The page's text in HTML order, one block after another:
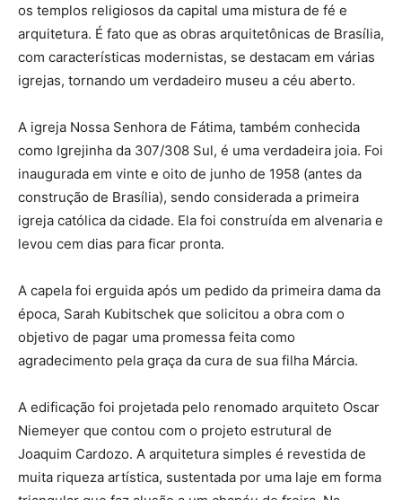
os templos religiosos da capital uma mistura de fé e
arquitetura. É fato que as obras arquitetônicas de Brasília,
com características modernistas, se destacam em várias
igrejas, tornando um verdadeiro museu a céu aberto.
A igreja Nossa Senhora de Fátima, também conhecida
como Igrejinha da 307/308 Sul, é uma verdadeira joia. Foi
inaugurada em vinte e oito de junho de 1958 (antes da
construção de Brasília), sendo considerada a primeira
igreja católica da cidade. Ela foi construída em alvenaria e
levou cem dias para ficar pronta.
A capela foi erguida após um pedido da primeira dama da
época, Sarah Kubitschek que solicitou a obra com o
objetivo de pagar uma promessa feita como
agradecimento pela graça da cura de sua filha Márcia.
A edificação foi projetada pelo renomado arquiteto Oscar
Niemeyer que contou com o projeto estrutural de
Joaquim Cardozo. A arquitetura simples é revestida de
muita riqueza artística, sustentada por uma laje em forma